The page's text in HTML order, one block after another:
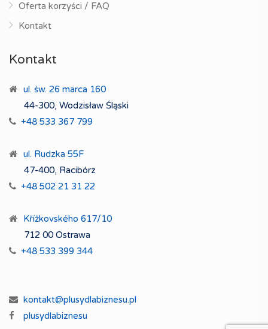
Oferta korzyści / FAQ
Kontakt
Kontakt
ul. św. 26 marca 160
44-300, Wodzisław Śląski
+48 533 367 799
ul. Rudzka 55F
47-400, Racibórz
+48 502 21 31 22
Křížkovského 617/10
712 00 Ostrawa
+48 533 399 344
kontakt@plusydlabiznesu.pl
plusydlabiznesu